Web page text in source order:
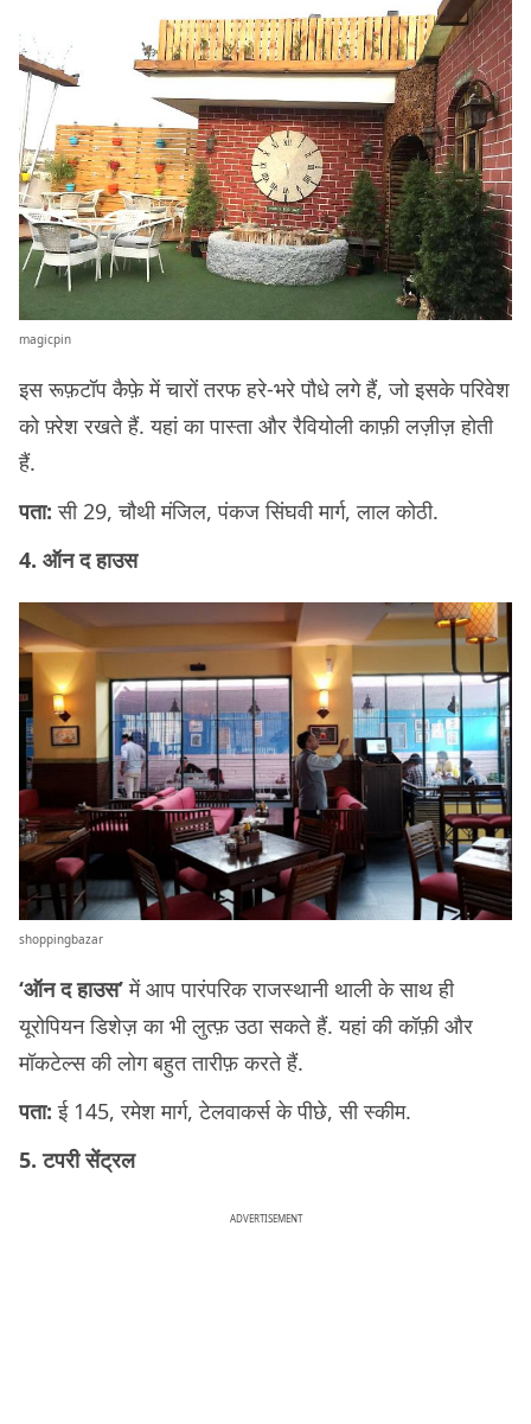
magicpin
इस रूफ़टॉप कैफ़े में चारों तरफ हरे-भरे पौधे लगे हैं, जो इसके परिवेश
को फ़्रेश रखते हैं. यहां का पास्ता और रैवियोली काफ़ी लज़ीज़ होती
हैं.
पता:सी 29, चौथी मंजिल, पंकज सिंघवी मार्ग, लाल कोठी.
4. ऑन द हाउस
shoppingbazar
‘ऑन द हाउस’में आप पारंपरिक राजस्थानी थाली के साथ ही
यूरोपियन डिशेज़ का भी लुत्फ़ उठा सकते हैं. यहां की कॉफ़ी और
मॉकटेल्स की लोग बहुत तारीफ़ करते हैं.
पता: ई 145, रमेश मार्ग, टेलवाकर्स के पीछे, सी स्कीम.
5. टपरी सेंट्रल
ADVERTISEMENT